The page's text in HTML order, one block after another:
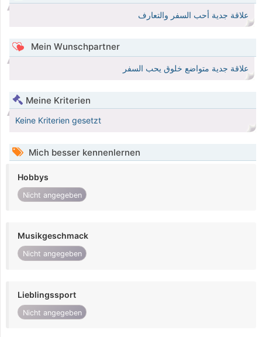
علاقة جدية أحب السفر والتعارف
Mein Wunschpartner
علاقة جدية متواضع خلوق يحب السفر
Meine Kriterien
Keine Kriterien gesetzt
Mich besser kennenlernen
Hobbys
Nicht angegeben
Musikgeschmack
Nicht angegeben
Lieblingssport
Nicht angegeben